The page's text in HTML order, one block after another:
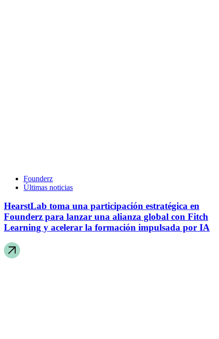
Founderz
Últimas noticias
HearstLab toma una participación estratégica en
Founderz para lanzar una alianza global con Fitch
Learning y acelerar la formación impulsada por IA